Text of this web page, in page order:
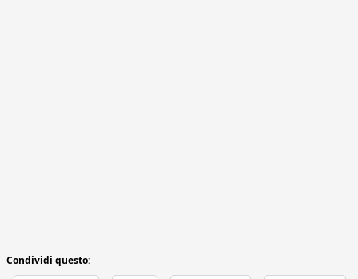
Condividi questo: